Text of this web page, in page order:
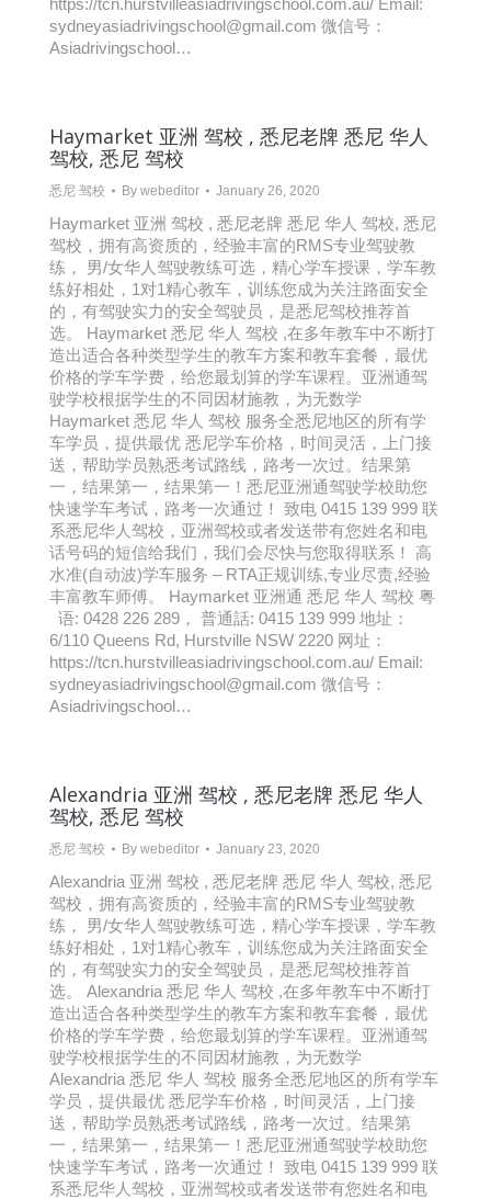
https://tcn.hurstvilleasiadrivingschool.com.au/ Email:
sydneyasiadrivingschool@gmail.com 微信号：
Asiadrivingschool…
Haymarket 亚洲 驾校 , 悉尼老牌 悉尼 华人
驾校, 悉尼 驾校
悉尼 驾校 By webeditor January 26, 2020
Haymarket 亚洲 驾校 , 悉尼老牌 悉尼 华人 驾校, 悉尼
驾校，拥有高资质的，经验丰富的RMS专业驾驶教
练， 男/女华人驾驶教练可选，精心学车授课，学车教
练好相处，1对1精心教车，训练您成为关注路面安全
的，有驾驶实力的安全驾驶员，是悉尼驾校推荐首
选。 Haymarket 悉尼 华人 驾校 ,在多年教车中不断打
造出适合各种类型学生的教车方案和教车套餐，最优
价格的学车学费，给您最划算的学车课程。亚洲通驾
驶学校根据学生的不同因材施教，为无数学
Haymarket 悉尼 华人 驾校 服务全悉尼地区的所有学
车学员，提供最优 悉尼学车价格，时间灵活，上门接
送，帮助学员熟悉考试路线，路考一次过。结果第
一，结果第一，结果第一！悉尼亚洲通驾驶学校助您
快速学车考试，路考一次通过！ 致电 0415 139 999 联
系悉尼华人驾校，亚洲驾校或者发送带有您姓名和电
话号码的短信给我们，我们会尽快与您取得联系！ 高
水准(自动波)学车服务 – RTA正规训练,专业尽责,经验
丰富教车师傅。 Haymarket 亚洲通 悉尼 华人 驾校 粤
语: 0428 226 289， 普通話: 0415 139 999 地址：
6/110 Queens Rd, Hurstville NSW 2220 网址：
https://tcn.hurstvilleasiadrivingschool.com.au/ Email:
sydneyasiadrivingschool@gmail.com 微信号：
Asiadrivingschool…
Alexandria 亚洲 驾校 , 悉尼老牌 悉尼 华人
驾校, 悉尼 驾校
悉尼 驾校 By webeditor January 23, 2020
Alexandria 亚洲 驾校 , 悉尼老牌 悉尼 华人 驾校, 悉尼
驾校，拥有高资质的，经验丰富的RMS专业驾驶教
练， 男/女华人驾驶教练可选，精心学车授课，学车教
练好相处，1对1精心教车，训练您成为关注路面安全
的，有驾驶实力的安全驾驶员，是悉尼驾校推荐首
选。 Alexandria 悉尼 华人 驾校 ,在多年教车中不断打
造出适合各种类型学生的教车方案和教车套餐，最优
价格的学车学费，给您最划算的学车课程。亚洲通驾
驶学校根据学生的不同因材施教，为无数学
Alexandria 悉尼 华人 驾校 服务全悉尼地区的所有学车
学员，提供最优 悉尼学车价格，时间灵活，上门接
送，帮助学员熟悉考试路线，路考一次过。结果第
一，结果第一，结果第一！悉尼亚洲通驾驶学校助您
快速学车考试，路考一次通过！ 致电 0415 139 999 联
系悉尼华人驾校，亚洲驾校或者发送带有您姓名和电